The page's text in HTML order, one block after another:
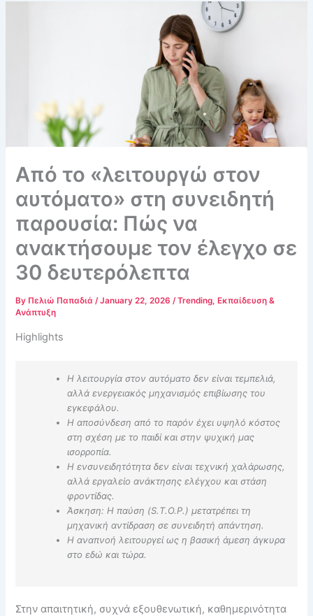
Από το «λειτουργώ στον
αυτόματο» στη συνειδητή
παρουσία: Πώς να
ανακτήσουμε τον έλεγχο σε
30 δευτερόλεπτα
By Πελιώ Παπαδιά/January 22, 2026/Trending,Εκπαίδευση &
Ανάπτυξη
Highlights
Η λειτουργία στον αυτόματο δεν είναι τεμπελιά,
αλλά ενεργειακός μηχανισμός επιβίωσης του
εγκεφάλου.
Η αποσύνδεση από το παρόν έχει υψηλό κόστος
στη σχέση με το παιδί και στην ψυχική μας
ισορροπία.
Η ενσυνειδητότητα δεν είναι τεχνική χαλάρωσης,
αλλά εργαλείο ανάκτησης ελέγχου και στάση
φροντίδας.
Άσκηση: Η παύση (S.T.O.P.) μετατρέπει τη
μηχανική αντίδραση σε συνειδητή απάντηση.
Η αναπνοή λειτουργεί ως η βασική άμεση άγκυρα
στο εδώ και τώρα.
Στην απαιτητική, συχνά εξουθενωτική, καθημερινότητα